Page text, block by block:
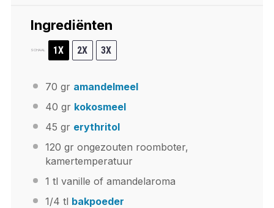
Ingrediënten
SCHAAL 1X 2X 3X
70 gr amandelmeel
40 gr kokosmeel
45 gr erythritol
120 gr ongezouten roomboter,
kamertemperatuur
1 tl vanille of amandelaroma
1/4 tl bakpoeder